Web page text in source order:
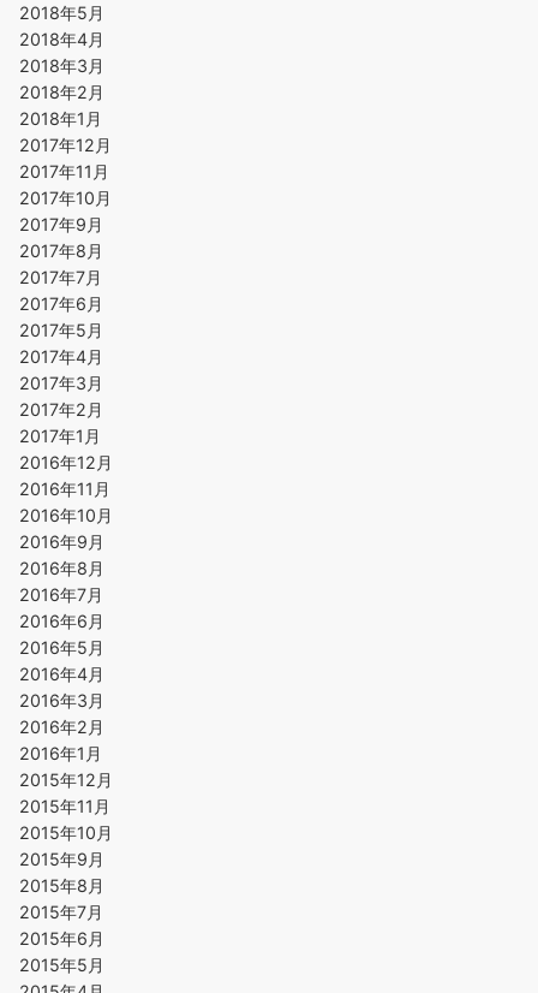
2018年5月
2018年4月
2018年3月
2018年2月
2018年1月
2017年12月
2017年11月
2017年10月
2017年9月
2017年8月
2017年7月
2017年6月
2017年5月
2017年4月
2017年3月
2017年2月
2017年1月
2016年12月
2016年11月
2016年10月
2016年9月
2016年8月
2016年7月
2016年6月
2016年5月
2016年4月
2016年3月
2016年2月
2016年1月
2015年12月
2015年11月
2015年10月
2015年9月
2015年8月
2015年7月
2015年6月
2015年5月